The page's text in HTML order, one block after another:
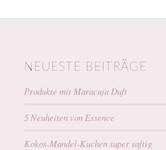
NEUESTE BEITRÄGE
Produkte mit Maracuja Duft
5 Neuheiten von Essence
Kokos-Mandel-Kuchen super saftig